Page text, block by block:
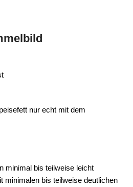
nur echt mit dem
minimal bis teilweise leicht
minimalen bis teilweise deutlichen